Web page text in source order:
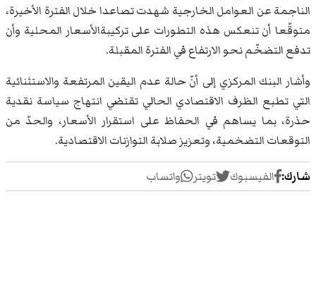
الناجمة عن العوامل الخارجية شهدت تصاعدا خلال الفترة الأخيرة،
متوقّعا أن تنعكس هذه التطورات على تركيبةالأسعار المحلية وأن
تدفع التضخّم نحو الارتفاع في الفترة المقبلة.
وأشار البنك المركزي إلى أنّ حالة عدم اليقين المرتفعة والاستثنائية
التي تطبع الظرف الاقتصادي الحالي تقتضي انتهاج سياسة نقدية
حذرة، بما يساهم في الحفاظ على استقرار الأسعار، والحدّ من
التوقعات التضخمية، وتعزيز صلابة التوازنات الاقتصادية.
شارك: الفيسبوك تويتر واتساب